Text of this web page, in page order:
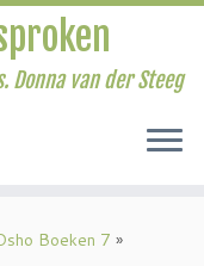
Donna van der Steeg
Boeken 7 »